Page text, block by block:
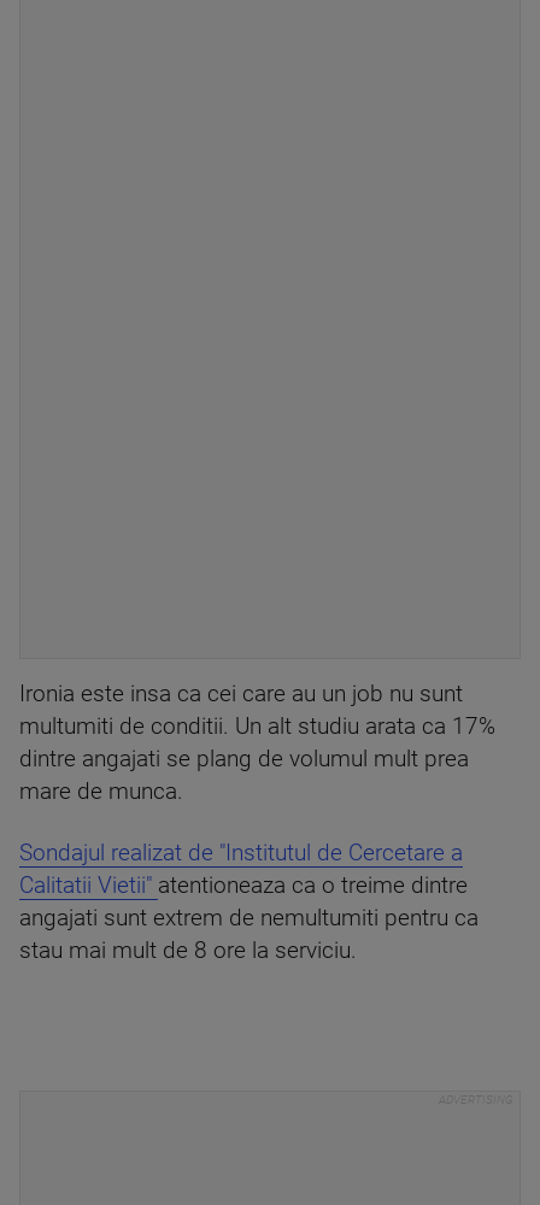
Ironia este insa ca cei care au un job nu sunt
multumiti de conditii. Un alt studiu arata ca 17%
dintre angajati se plang de volumul mult prea
mare de munca.
Sondajul realizat de "Institutul de Cercetare a
Calitatii Vietii" atentioneaza ca o treime dintre
angajati sunt extrem de nemultumiti pentru ca
stau mai mult de 8 ore la serviciu.